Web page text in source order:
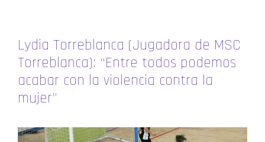
Lydia Torreblanca (Jugadora de MSC
Torreblanca): “Entre todos podemos
acabar con la violencia contra la
mujer”